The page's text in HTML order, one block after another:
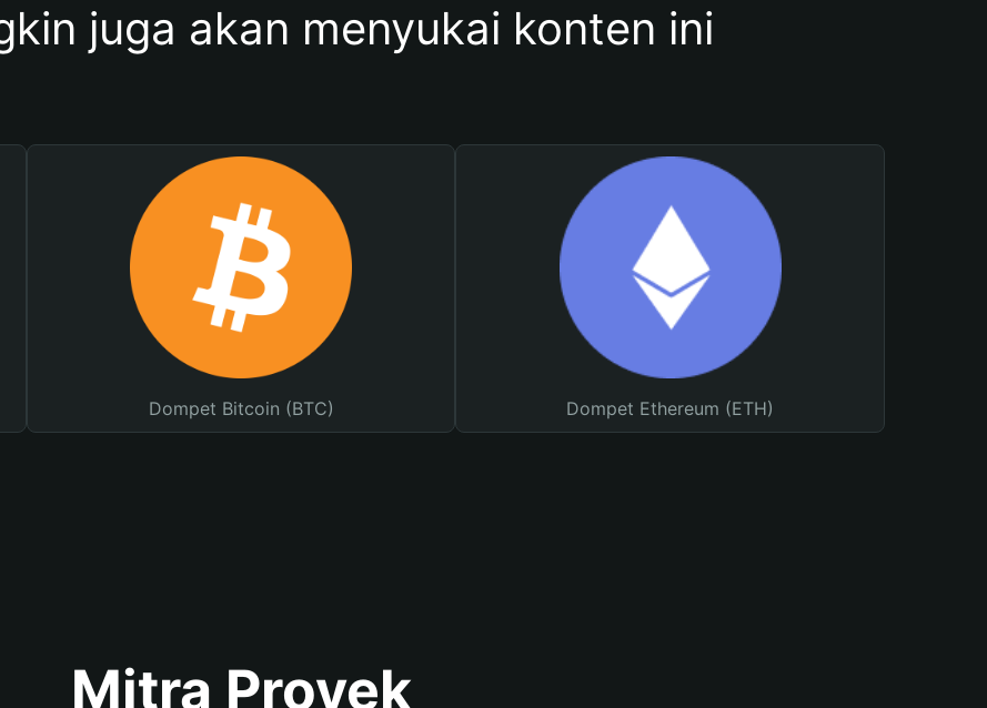
juga akan menyukai konten ini
Dompet Bitcoin (BTC) Dompet Ethereum (ETH)
Mitra Proyek